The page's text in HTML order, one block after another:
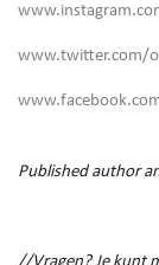
www.twitter.com/
Published author